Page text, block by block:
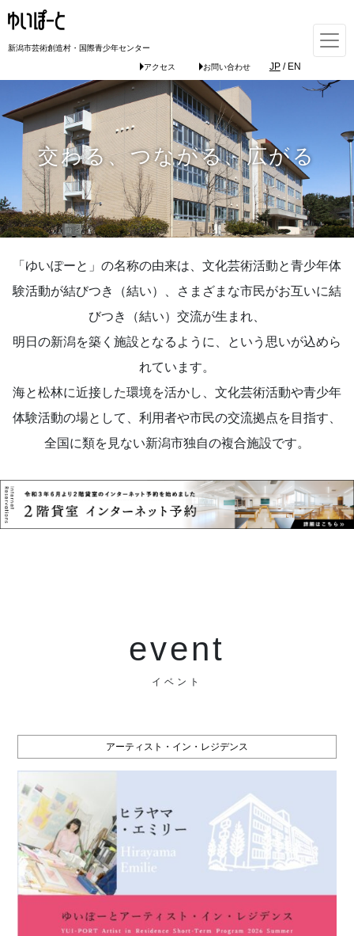
交わる、つながる、広がる
「ゆいぽーと」の名称の由来は、文化芸術活動と青少年体
験活動が結びつき（結い）、さまざまな市民がお互いに結
びつき（結い）交流が生まれ、
明日の新潟を築く施設となるように、という思いが込めら
れています。
海と松林に近接した環境を活かし、文化芸術活動や青少年
体験活動の場として、利用者や市民の交流拠点を目指す、
全国に類を見ない新潟市独自の複合施設です。
新潟市芸術創造村・国際青少年センター
アクセス お問い合わせ JP/ EN
event
イベント
アーティスト・イン・レジデンス